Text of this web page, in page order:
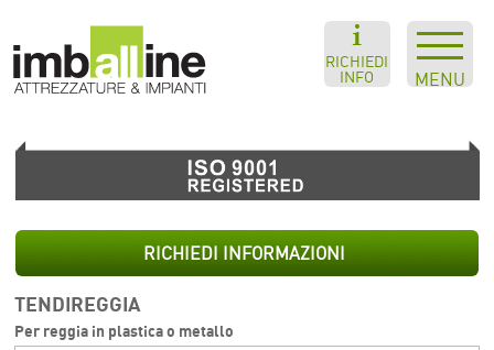
MENU
RICHIEDI
INFO
RICHIEDI INFORMAZIONI
TENDIREGGIA
Per reggia in plastica o metallo